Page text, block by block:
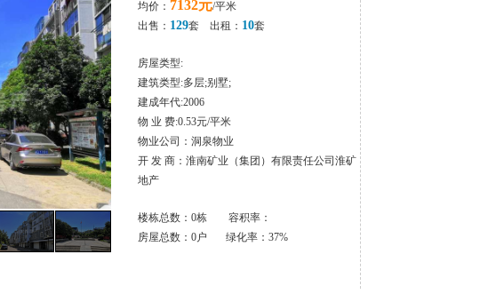
均价： 7132元/平米
出售： 129套 出租： 10套
房屋类型:
建筑类型:多层;别墅;
建成年代:2006
物 业 费:0.53元/平米
物业公司：洞泉物业
开 发 商：淮南矿业（集团）有限责任公司淮矿
地产
楼栋总数：0栋 容积率：
房屋总数：0户 绿化率：37%